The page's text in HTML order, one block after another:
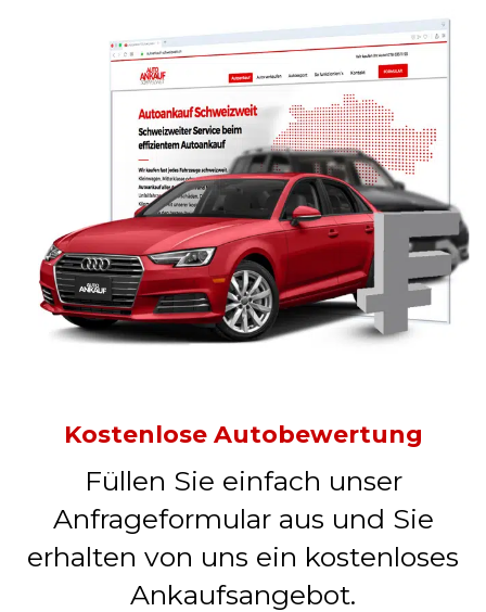
Kostenlose Autobewertung
Füllen Sie einfach unser
Anfrageformular aus und Sie
erhalten von uns ein kostenloses
Ankaufsangebot.